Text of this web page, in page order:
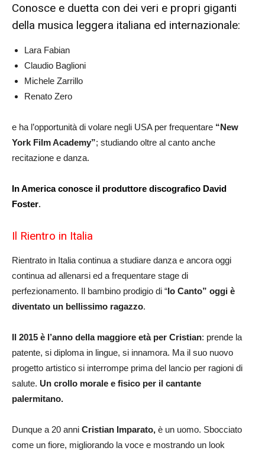
Conosce e duetta con dei veri e propri giganti
della musica leggera italiana ed internazionale:
Lara Fabian
Claudio Baglioni
Michele Zarrillo
Renato Zero
e ha l’opportunità di volare negli USA per frequentare “New
York Film Academy”; studiando oltre al canto anche
recitazione e danza.
In America conosce il produttore discografico David
Foster.
Il Rientro in Italia
Rientrato in Italia continua a studiare danza e ancora oggi
continua ad allenarsi ed a frequentare stage di
perfezionamento. Il bambino prodigio di “Io Canto” oggi è
diventato un bellissimo ragazzo.
Il 2015 è l’anno della maggiore età per Cristian: prende la
patente, si diploma in lingue, si innamora. Ma il suo nuovo
progetto artistico si interrompe prima del lancio per ragioni di
salute. Un crollo morale e fisico per il cantante
palermitano.
Dunque a 20 anni Cristian Imparato, è un uomo. Sbocciato
come un fiore, migliorando la voce e mostrando un look